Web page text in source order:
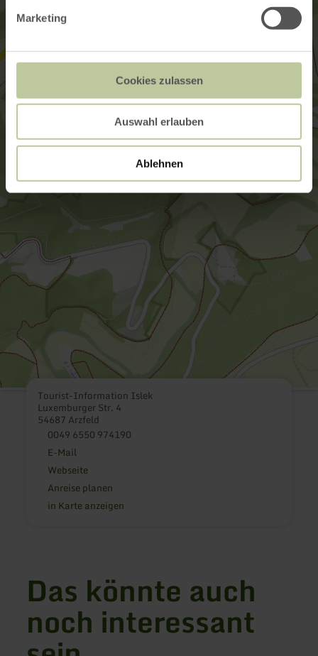
Marketing
Cookies zulassen
Auswahl erlauben
Ablehnen
Tourist-Information Islek
Luxemburger Str. 4
54687 Arzfeld
0049 6550 974190
E-Mail
Webseite
Anreise planen
in Karte anzeigen
Das könnte auch
noch interessant